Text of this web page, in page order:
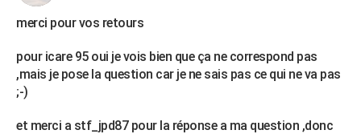
merci pour vos retours
pour icare 95 oui je vois bien que ça ne correspond pas
,mais je pose la question car je ne sais pas ce qui ne va pas
;-)
et merci a stf_jpd87 pour la réponse a ma question ,donc